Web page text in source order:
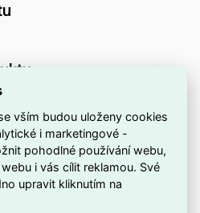
IP66
spektrum 727A3, optika CP
vším budou uloženy cookies
i marketingové -
pohodlné používání webu,
i vás cílit reklamou. Své
upravit kliknutím na